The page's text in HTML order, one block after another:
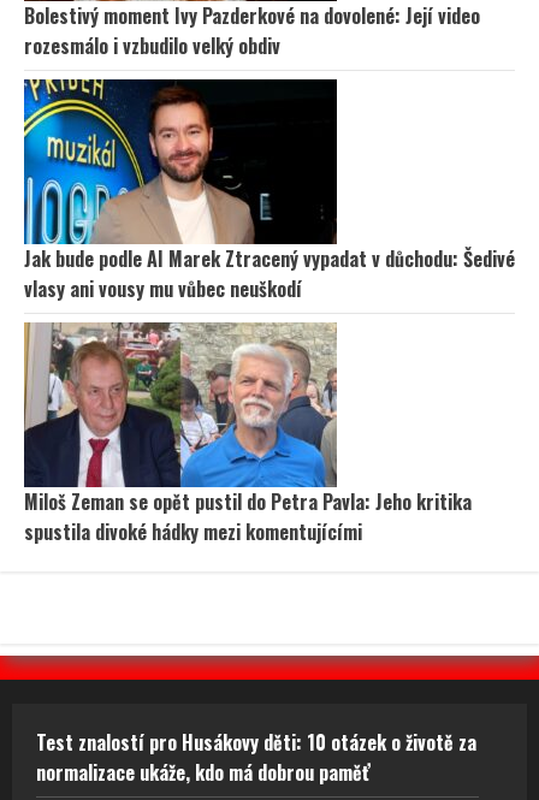
Bolestivý moment Ivy Pazderkové na dovolené: Její video
rozesmálo i vzbudilo velký obdiv
Jak bude podle AI Marek Ztracený vypadat v důchodu: Šedivé
vlasy ani vousy mu vůbec neuškodí
Miloš Zeman se opět pustil do Petra Pavla: Jeho kritika
spustila divoké hádky mezi komentujícími
Test znalostí pro Husákovy děti: 10 otázek o životě za
normalizace ukáže, kdo má dobrou paměť